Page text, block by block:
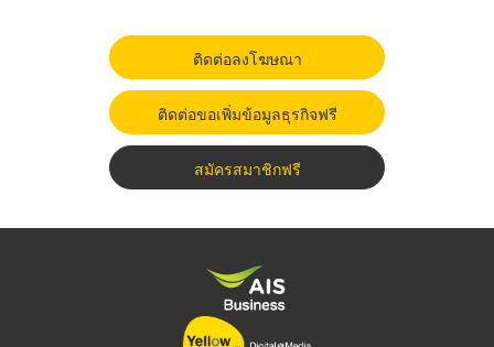
ติดต่อลงโฆษณา
ติดต่อขอเพิ่มข้อมูลธุรกิจฟรี
สมัครสมาชิกฟรี